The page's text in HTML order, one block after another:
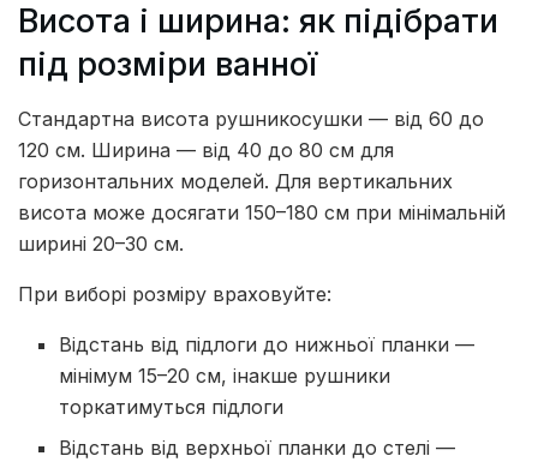
Висота і ширина: як підібрати
під розміри ванної
Стандартна висота рушникосушки — від 60 до
120 см. Ширина — від 40 до 80 см для
горизонтальних моделей. Для вертикальних
висота може досягати 150–180 см при мінімальній
ширині 20–30 см.
При виборі розміру враховуйте:
Відстань від підлоги до нижньої планки —
мінімум 15–20 см, інакше рушники
торкатимуться підлоги
Відстань від верхньої планки до стелі —